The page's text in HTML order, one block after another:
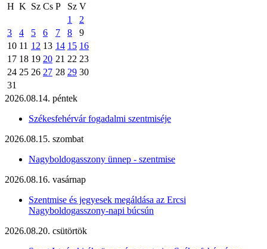
H K Sz Cs P Sz V
1
2
3
4 5 6 7 8
9
10 11 12 13 14 15 16
17 18 19 20 21 22 23
24 25 26 27 28 29 30
31
2026.08.14. péntek
Székesfehérvár fogadalmi szentmiséje
2026.08.15. szombat
Nagyboldogasszony ünnep - szentmise
2026.08.16. vasárnap
Szentmise és jegyesek megáldása az Ercsi
Nagyboldogasszony-napi búcsún
2026.08.20. csütörtök